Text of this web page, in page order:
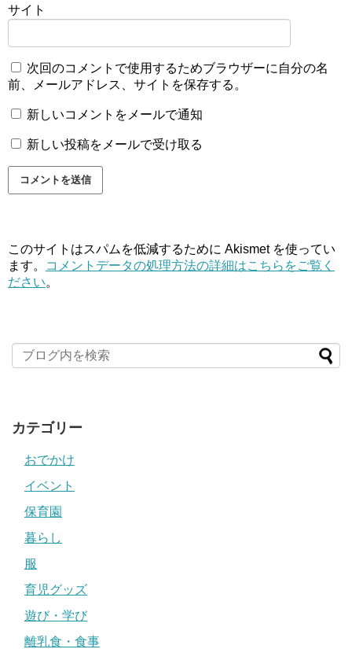
サイト
次回のコメントで使用するためブラウザーに自分の名
前、メールアドレス、サイトを保存する。
新しいコメントをメールで通知
新しい投稿をメールで受け取る
このサイトはスパムを低減するために Akismet を使ってい
ます。
コメントデータの処理方法の詳細はこちらをご覧く
ださい。
カテゴリー
おでかけ
イベント
保育園
暮らし
服
育児グッズ
遊び・学び
離乳食・食事